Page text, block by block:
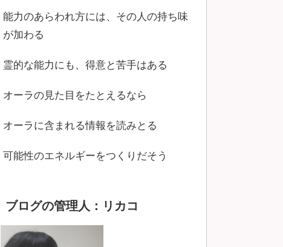
能力のあらわれ方には、その人の持ち味
が加わる
霊的な能力にも、得意と苦手はある
オーラの見た目をたとえるなら
オーラに含まれる情報を読みとる
可能性のエネルギーをつくりだそう
ブログの管理人：リカコ